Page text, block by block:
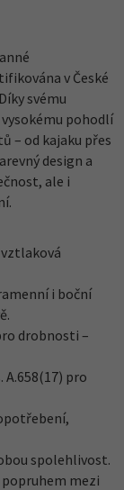
v České
svému
pohodlí
– od kajaku přes
design a
ale i
vztlaková
i boční
drobnosti –
A.658(17) pro
spolehlivost.
popruhem mezi